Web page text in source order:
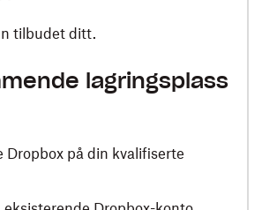
tilbudet ditt.
lagringsplass
på din kvalifiserte